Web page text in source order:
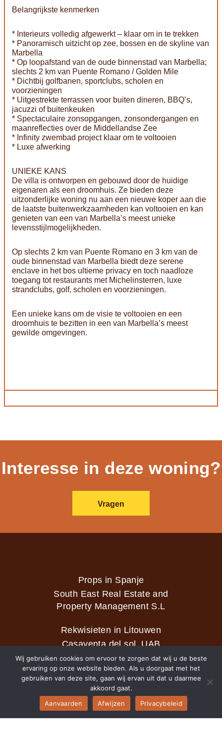
Belangrijkste kenmerken
* Interieurs volledig afgewerkt – klaar om in te trekken
* Panoramisch uitzicht op zee, bossen en de skyline van
Marbella
* Op loopafstand van de oude binnenstad van Marbella;
slechts 2 km van Puente Romano / Golden Mile
* Dichtbij golfbanen, sportclubs, scholen en
voorzieningen
* Uitgestrekte terrassen voor buiten dineren, BBQ’s,
jacuzzi of buitenkeuken
* Spectaculaire zonsopgangen, zonsondergangen en
maanreflecties over de Middellandse Zee
* Infinity zwembad project klaar om te voltooien
* Luxe afwerking
UNIEKE KANS
De villa is ontworpen en gebouwd door de huidige
eigenaren als een droomhuis. Ze bieden deze
uitzonderlijke woning nu aan een nieuwe koper aan die
de laatste buitenwerkzaamheden kan voltooien en kan
genieten van een van Marbella’s meest unieke
levensstijlmogelijkheden.
Op slechts 2 km van Puente Romano en 3 km van de
oude binnenstad van Marbella biedt deze serene
enclave in het bos ultieme privacy en toch naadloze
toegang tot restaurants met Michelinsterren, luxe
strandclubs, golf, scholen en voorzieningen.
Een unieke kans om de visie te voltooien en een
droomhuis te bezitten in een van Marbella’s meest
gewilde omgevingen.
Interesse in deze woning?
Vragen
Props in Spanje
South East Real Estate and
Property Management S.L
Rekwisieten in Litouwen
Casaventa del sol, UAB
2026 © Casaventa del sol
Wij gebruiken cookies om ervoor te zorgen dat wij u de beste
ervaring op onze website bieden. Als u doorgaat met het
gebruiken van deze site, gaan wij ervan uit dat u daarmee
akkoord gaat.
Aanvaarden
Afwijzen Privacybeleid